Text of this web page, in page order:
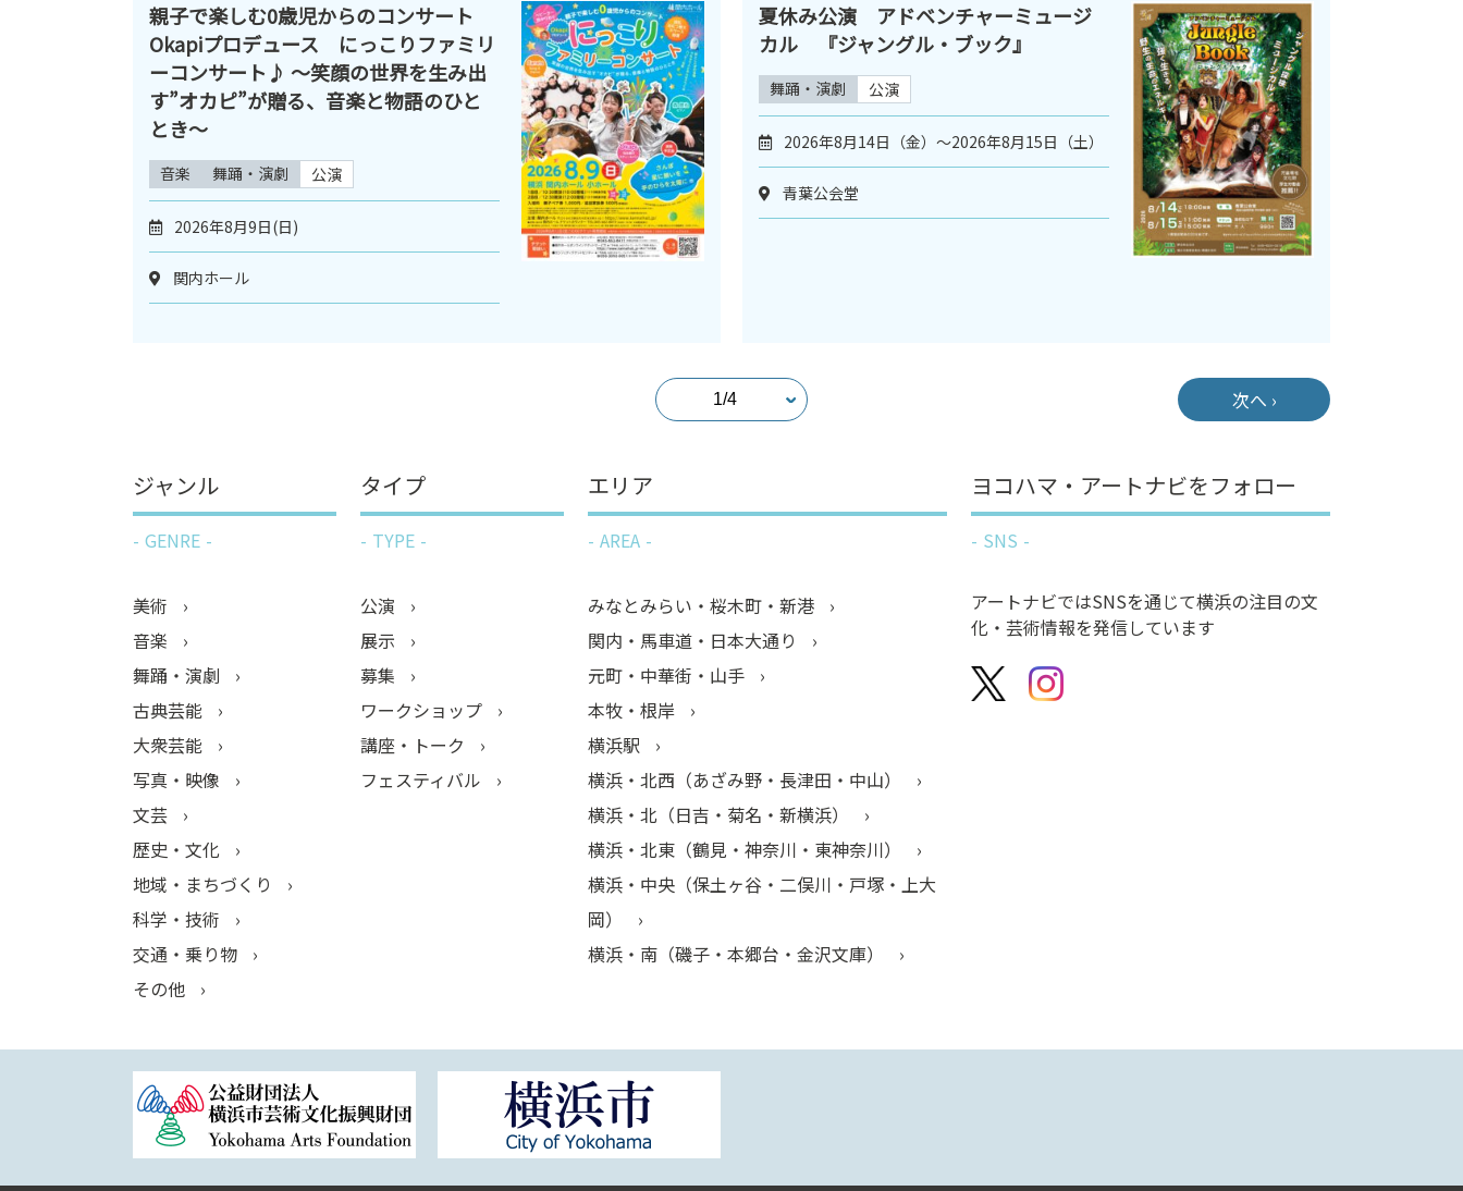
親子で楽しむ0歳児からのコンサート
Okapiプロデュース にっこりファミリ
ーコンサート♪ ～笑顔の世界を生み出
す”オカピ”が贈る、音楽と物語のひと
とき～
音楽 舞踊・演劇 公演
2026年8月9日(日)
関内ホール
夏休み公演 アドベンチャーミュージ
カル 『ジャングル・ブック』
舞踊・演劇 公演
2026年8月14日（金）～2026年8月15日（土）
青葉公会堂
次へ ›
ジャンル
GENRE
美術
音楽
舞踊・演劇
古典芸能
大衆芸能
写真・映像
文芸
歴史・文化
地域・まちづくり
科学・技術
交通・乗り物
その他
タイプ
TYPE
公演
展示
募集
ワークショップ
講座・トーク
フェスティバル
エリア
AREA
みなとみらい・桜木町・新港
関内・馬車道・日本大通り
元町・中華街・山手
本牧・根岸
横浜駅
横浜・北西（あざみ野・長津田・中山）
横浜・北（日吉・菊名・新横浜）
横浜・北東（鶴見・神奈川・東神奈川）
横浜・中央（保土ヶ谷・二俣川・戸塚・上大
岡）
横浜・南（磯子・本郷台・金沢文庫）
ヨコハマ・アートナビをフォロー
SNS
アートナビではSNSを通じて横浜の注目の文
化・芸術情報を発信しています